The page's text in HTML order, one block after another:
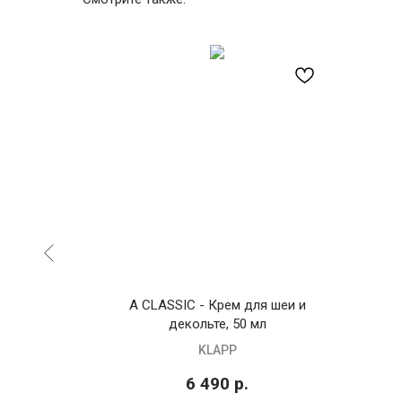
A CLASSIC - Крем для шеи и
декольте, 50 мл
KLAPP
6 490 р.